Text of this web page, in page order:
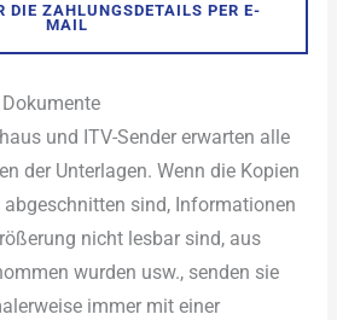
DIE ZAHLUNGSDETAILS PER E-
MAIL
und ITV-Sender erwarten alle
der Unterlagen. Wenn die Kopien
abgeschnitten sind, Informationen
nicht lesbar sind, aus
wurden usw., senden sie
immer mit einer